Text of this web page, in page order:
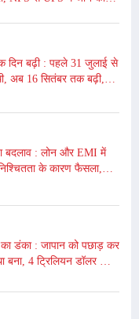
दिन बढ़ी : पहले 31 जुलाई से
अब 16 सितंबर तक बढ़ी,
बदलाव : लोन और EMI में
के कारण फैसला,
का डंका : जापान को पछाड़ कर
बना, 4 ट्रिलियन डॉलर की